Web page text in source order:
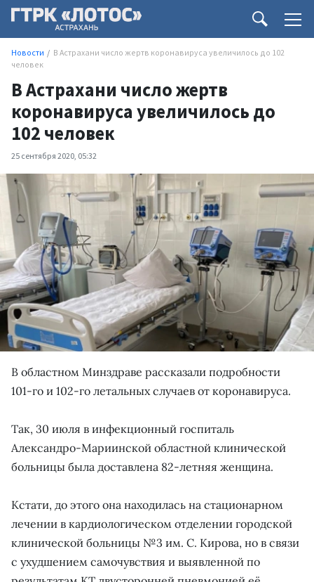
Новости
В Астрахани число жертв коронавируса увеличилось до 102
человек
В Астрахани число жертв
коронавируса увеличилось до
102 человек
25 сентября 2020, 05:32
В областном Минздраве рассказали подробности
101-го и 102-го летальных случаев от коронавируса.
Так, 30 июля в инфекционный госпиталь
Александро-Мариинской областной клинической
больницы была доставлена 82-летняя женщина.
Кстати, до этого она находилась на стационарном
лечении в кардиологическом отделении городской
клинической больницы №3 им. С. Кирова, но в связи
с ухудшением самочувствия и выявленной по